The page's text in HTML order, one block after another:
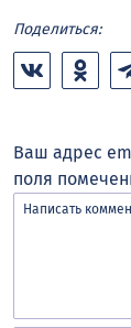
Поделиться:
Ваш адрес
поля